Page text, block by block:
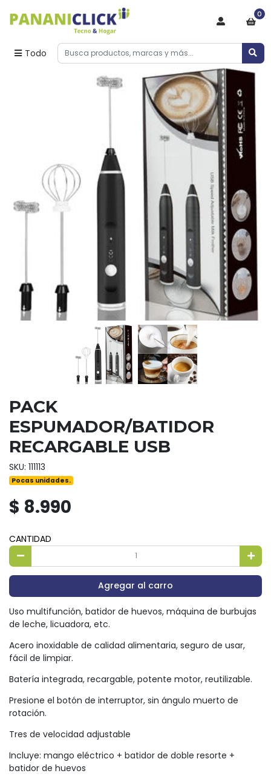
Todo
0
PACK
ESPUMADOR/BATIDOR
RECARGABLE USB
SKU: 111113
Pocas unidades.
$ 8.990
CANTIDAD
Agregar al carro
Uso multifunción, batidor de huevos, máquina de burbujas
de leche, licuadora, etc.
Acero inoxidable de calidad alimentaria, seguro de usar,
fácil de limpiar.
Batería integrada, recargable, potente motor, reutilizable.
Presione el botón de interruptor, sin ángulo muerto de
rotación.
Tres de velocidad adjustable
Incluye: mango eléctrico + batidor de doble resorte +
batidor de huevos